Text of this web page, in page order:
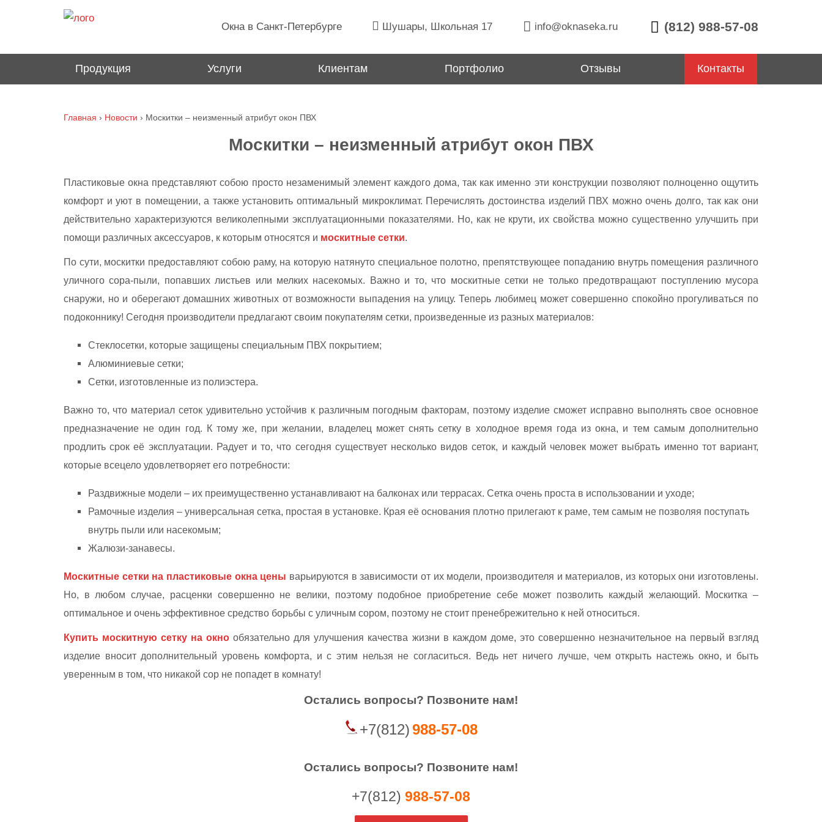
Окна в Санкт-Петербурге Шушары, Школьная 17 info@oknaseka.ru (812) 988-57-08
Продукция Услуги Клиентам Портфолио Отзывы Контакты
Главная › Новости › Москитки – неизменный атрибут окон ПВХ
Москитки – неизменный атрибут окон ПВХ
Пластиковые окна представляют собою просто незаменимый элемент каждого дома, так как именно эти конструкции позволяют полноценно ощутить
комфорт и уют в помещении, а также установить оптимальный микроклимат. Перечислять достоинства изделий ПВХ можно очень долго, так как они
действительно характеризуются великолепными эксплуатационными показателями. Но, как не крути, их свойства можно существенно улучшить при
помощи различных аксессуаров, к которым относятся и москитные сетки.
По сути, москитки предоставляют собою раму, на которую натянуто специальное полотно, препятствующее попаданию внутрь помещения различного
уличного сора-пыли, попавших листьев или мелких насекомых. Важно и то, что москитные сетки не только предотвращают поступлению мусора
снаружи, но и оберегают домашних животных от возможности выпадения на улицу. Теперь любимец может совершенно спокойно прогуливаться по
подоконнику! Сегодня производители предлагают своим покупателям сетки, произведенные из разных материалов:
Стеклосетки, которые защищены специальным ПВХ покрытием;
Алюминиевые сетки;
Сетки, изготовленные из полиэстера.
Важно то, что материал сеток удивительно устойчив к различным погодным факторам, поэтому изделие сможет исправно выполнять свое основное
предназначение не один год. К тому же, при желании, владелец может снять сетку в холодное время года из окна, и тем самым дополнительно
продлить срок её эксплуатации. Радует и то, что сегодня существует несколько видов сеток, и каждый человек может выбрать именно тот вариант,
которые всецело удовлетворяет его потребности:
Раздвижные модели – их преимущественно устанавливают на балконах или террасах. Сетка очень проста в использовании и уходе;
Рамочные изделия – универсальная сетка, простая в установке. Края её основания плотно прилегают к раме, тем самым не позволяя поступать
внутрь пыли или насекомым;
Жалюзи-занавесы.
Москитные сетки на пластиковые окна цены варьируются в зависимости от их модели, производителя и материалов, из которых они изготовлены.
Но, в любом случае, расценки совершенно не велики, поэтому подобное приобретение себе может позволить каждый желающий. Москитка –
оптимальное и очень эффективное средство борьбы с уличным сором, поэтому не стоит пренебрежительно к ней относиться.
Купить москитную сетку на окно обязательно для улучшения качества жизни в каждом доме, это совершенно незначительное на первый взгляд
изделие вносит дополнительный уровень комфорта, и с этим нельзя не согласиться. Ведь нет ничего лучше, чем открыть настежь окно, и быть
уверенным в том, что никакой сор не попадет в комнату!
Остались вопросы? Позвоните нам!
+7(812)988-57-08
Остались вопросы? Позвоните нам!
+7(812) 988-57-08